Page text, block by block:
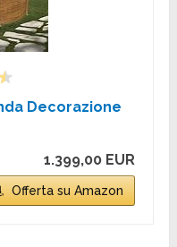
Decorazione
1.399,00 EUR
Offerta su Amazon